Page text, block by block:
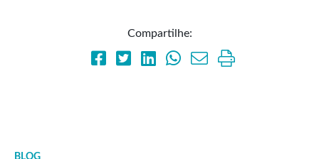
Compartilhe:
BLOG